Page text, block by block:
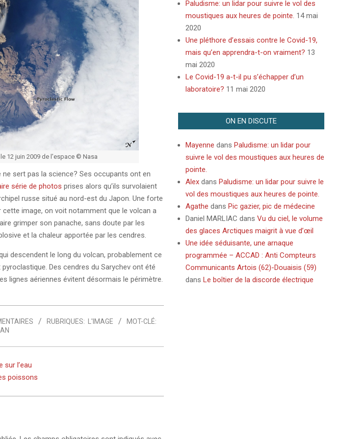
12 juin 2009 de l'espace © Nasa
sert pas la science? Ses occupants ont en
série de photos prises alors qu’ils survolaient
russe situé au nord-est du Japon. Une forte
cette image, on voit notamment que le volcan a
grimper son panache, sans doute par les
et la chaleur apportée par les cendres.
descendent le long du volcan, probablement ce
Des cendres du Sarychev ont été
lignes aériennes évitent désormais le périmètre.
RUBRIQUES: L'IMAGE
MOT-CLÉ:
sur l’eau
poissons
Paludisme: un lidar pour suivre le vol des
moustiques aux heures de pointe. 14 mai
2020
Une pléthore d’essais contre le Covid-19,
mais qu’en apprendra-t-on vraiment? 13
mai 2020
Le Covid-19 a-t-il pu s’échapper d’un
laboratoire? 11 mai 2020
ON EN DISCUTE
Mayenne dans Paludisme: un lidar pour
suivre le vol des moustiques aux heures de
pointe.
Alexdans Paludisme: un lidar pour suivre le
vol des moustiques aux heures de pointe.
Agathe dans Pic gazier, pic de médecine
Daniel MARLIAC dans Vu du ciel, le volume
des glaces Arctiques maigrit à vue d’œil
Une idée séduisante, une arnaque
programmée – ACCAD : Anti Compteurs
Communicants Artois (62)-Douaisis (59)
dans Le boîtier de la discorde électrique